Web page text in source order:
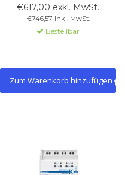
(64 pro Kanal). Unterstützt
Tunable White (DT-8), Szenen,
Zeitprogramme und
Fehlerdiagnose über KNX.
€617,00 exkl. MwSt.
€746,57 Inkl. MwSt.
Bestellbar
Zum Warenkorb hinzufügen